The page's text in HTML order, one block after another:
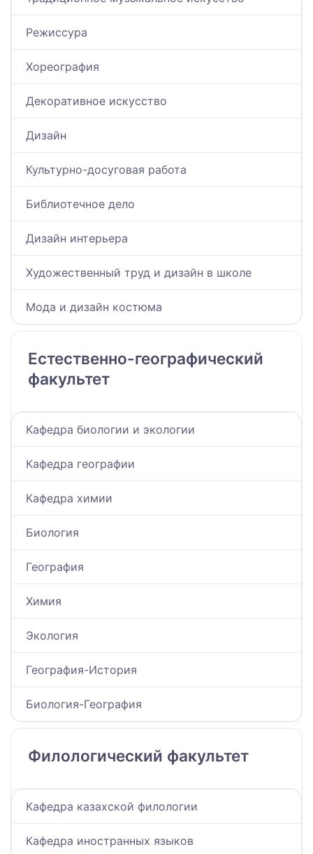
Режиссура
Хореография
Декоративное искусство
Дизайн
Культурно-досуговая работа
Библиотечное дело
Дизайн интерьера
Художественный труд и дизайн в школе
Мода и дизайн костюма
Естественно-географический
факультет
Кафедра биологии и экологии
Кафедра географии
Кафедра химии
Биология
География
Химия
Экология
География-История
Биология-География
Филологический факультет
Кафедра казахской филологии
Кафедра иностранных языков